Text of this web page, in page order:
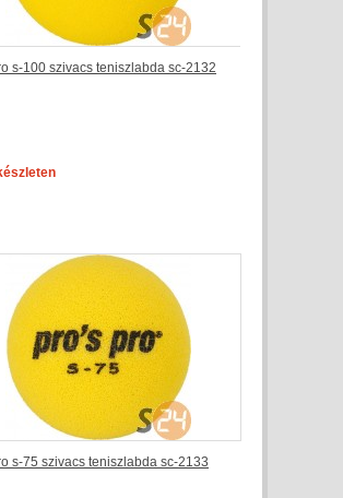
s-100 szivacs teniszlabda sc-2132
s-75 szivacs teniszlabda sc-2133